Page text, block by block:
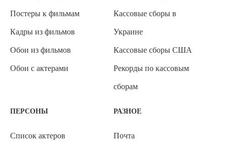
Постеры к фильмам
Кадры из фильмов
Обои из фильмов
Обои с актерами
Кассовые сборы в
Украине
Кассовые сборы США
Рекорды по кассовым
сборам
ПЕРСОНЫ
Список актеров
РАЗНОЕ
Почта